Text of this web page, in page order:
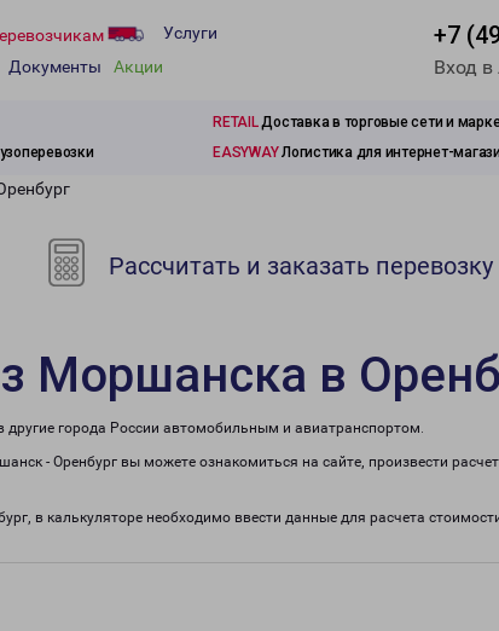
Услуги
Документы Акции
+7
Вход
RETAILДоставка в торговые сети и
EASYWAYЛогистика для интернет-
Рассчитать и заказать перевозку
Моршанска в
города России автомобильным и авиатранспортом.
- Оренбург вы можете ознакомиться на сайте, произвести
в калькуляторе необходимо ввести данные для расчета